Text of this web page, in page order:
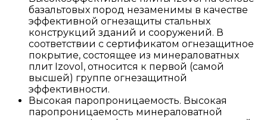
базальтовых пород незаменимы в качестве
эффективной огнезащиты стальных
конструкций зданий и сооружений. В
соответствии с сертификатом огнезащитное
покрытие, состоящее из минераловатных
плит Izovol, относится к первой (самой
высшей) группе огнезащитной
эффективности.
Высокая паропроницаемость. Высокая
паропроницаемость минераловатной